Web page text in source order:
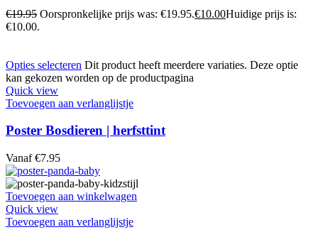
€19.95 Oorspronkelijke prijs was: €19.95.€10.00Huidige prijs is:
€10.00.
Opties selecteren Dit product heeft meerdere variaties. Deze optie
kan gekozen worden op de productpagina
Quick view
Toevoegen aan verlanglijstje
Poster Bosdieren | herfsttint
Vanaf €7.95
Toevoegen aan winkelwagen
Quick view
Toevoegen aan verlanglijstje